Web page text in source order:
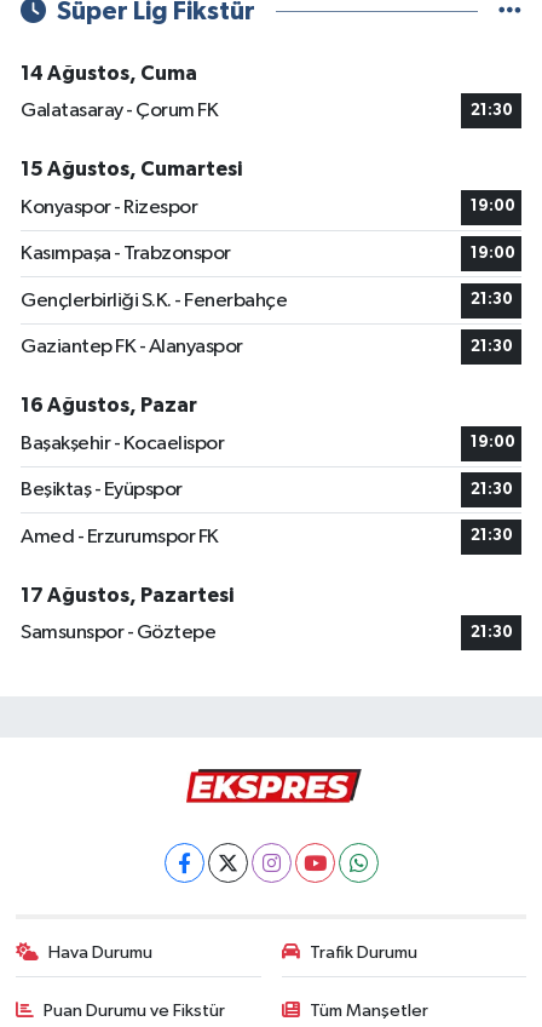
Süper Lig Fikstür
14 Ağustos, Cuma
Galatasaray - Çorum FK
21:30
15 Ağustos, Cumartesi
Konyaspor - Rizespor
19:00
Kasımpaşa - Trabzonspor 19:00
Gençlerbirliği S.K. - Fenerbahçe 21:30
Gaziantep FK - Alanyaspor 21:30
16 Ağustos, Pazar
Başakşehir - Kocaelispor
19:00
Beşiktaş - Eyüpspor 21:30
Amed - Erzurumspor FK 21:30
17 Ağustos, Pazartesi
Samsunspor - Göztepe
21:30
Hava Durumu Trafik Durumu
Puan Durumu ve Fikstür Tüm Manşetler